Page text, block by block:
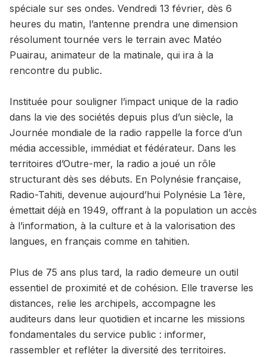
spéciale sur ses ondes. Vendredi 13 février, dès 6
heures du matin, l’antenne prendra une dimension
résolument tournée vers le terrain avec Matéo
Puairau, animateur de la matinale, qui ira à la
rencontre du public.
Instituée pour souligner l’impact unique de la radio
dans la vie des sociétés depuis plus d’un siècle, la
Journée mondiale de la radio rappelle la force d’un
média accessible, immédiat et fédérateur. Dans les
territoires d’Outre-mer, la radio a joué un rôle
structurant dès ses débuts. En Polynésie française,
Radio-Tahiti, devenue aujourd’hui Polynésie La 1ère,
émettait déjà en 1949, offrant à la population un accès
à l’information, à la culture et à la valorisation des
langues, en français comme en tahitien.
Plus de 75 ans plus tard, la radio demeure un outil
essentiel de proximité et de cohésion. Elle traverse les
distances, relie les archipels, accompagne les
auditeurs dans leur quotidien et incarne les missions
fondamentales du service public : informer,
rassembler et refléter la diversité des territoires.